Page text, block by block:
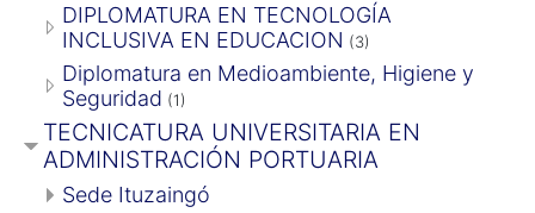
DIPLOMATURA EN TECNOLOGÍA
INCLUSIVA EN EDUCACION (3)
Diplomatura en Medioambiente, Higiene y
Seguridad (1)
TECNICATURA UNIVERSITARIA EN
ADMINISTRACIÓN PORTUARIA
Sede Ituzaingó